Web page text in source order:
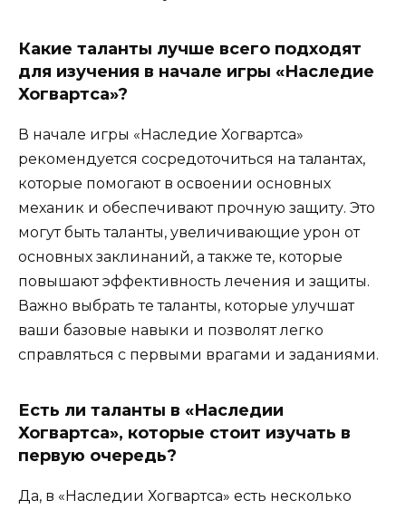
Какие таланты лучше всего подходят
для изучения в начале игры «Наследие
Хогвартса»?
В начале игры «Наследие Хогвартса»
рекомендуется сосредоточиться на талантах,
которые помогают в освоении основных
механик и обеспечивают прочную защиту. Это
могут быть таланты, увеличивающие урон от
основных заклинаний, а также те, которые
повышают эффективность лечения и защиты.
Важно выбрать те таланты, которые улучшат
ваши базовые навыки и позволят легко
справляться с первыми врагами и заданиями.
Есть ли таланты в «Наследии
Хогвартса», которые стоит изучать в
первую очередь?
Да, в «Наследии Хогвартса» есть несколько